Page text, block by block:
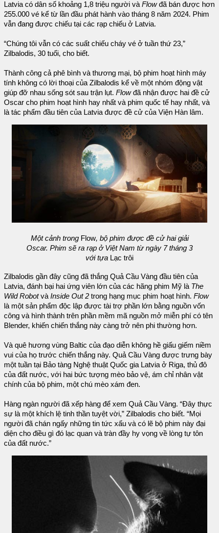
Latvia có dân số khoảng 1,8 triệu người và Flowđã bán được hơn
255.000 vé kể từ lần đầu phát hành vào tháng 8 năm 2024. Phim
vẫn đang được chiếu tại các rạp chiếu ở Latvia.
“Chúng tôi vẫn có các suất chiếu cháy vé ở tuần thứ 23,”
Zilbalodis, 30 tuổi, cho biết.
Thành công cả phê bình và thương mại, bộ phim hoạt hình máy
tính không có lời thoại của Zilbalodis kể về một nhóm động vật
giúp đỡ nhau sống sót sau trận lụt. Flowđã nhận được hai đề cử
Oscar cho phim hoạt hình hay nhất và phim quốc tế hay nhất, và
là tác phẩm đầu tiên của Latvia được đề cử của Viện Hàn lâm.
Một cảnh trongFlow, bộ phim được đề cử hai giải
Oscar. Phim sẽ ra rạp ở Việt Nam từ ngày 7 tháng 3
với tựa Lạc trôi
Zilbalodis gần đây cũng đã thắng Quả Cầu Vàng đầu tiên của
Latvia, đánh bại hai ứng viên lớn của các hãng phim Mỹ là The
Wild Robotvà Inside Out 2 trong hạng mục phim hoạt hình. Flow
là một sản phẩm độc lập được tài trợ phần lớn bằng nguồn vốn
công và hình thành trên phần mềm mã nguồn mở miễn phí có tên
Blender, khiến chiến thắng này càng trở nên phi thường hơn.
Và quê hương vùng Baltic của đạo diễn không hề giấu giếm niềm
vui của họ trước chiến thắng này. Quả Cầu Vàng được trưng bày
một tuần tại Bảo tàng Nghệ thuật Quốc gia Latvia ở Riga, thủ đô
của đất nước, với hai bức tượng mèo bảo vệ, ám chỉ nhân vật
chính của bộ phim, một chú mèo xám đen.
Hàng ngàn người đã xếp hàng để xem Quả Cầu Vàng. “Đây thực
sự là một khích lệ tinh thần tuyệt vời,” Zilbalodis cho biết. “Mọi
người đã chán ngấy những tin tức xấu và có lẽ bộ phim này đại
diện cho điều gì đó lạc quan và tràn đầy hy vọng về lòng tự tôn
của đất nước.”